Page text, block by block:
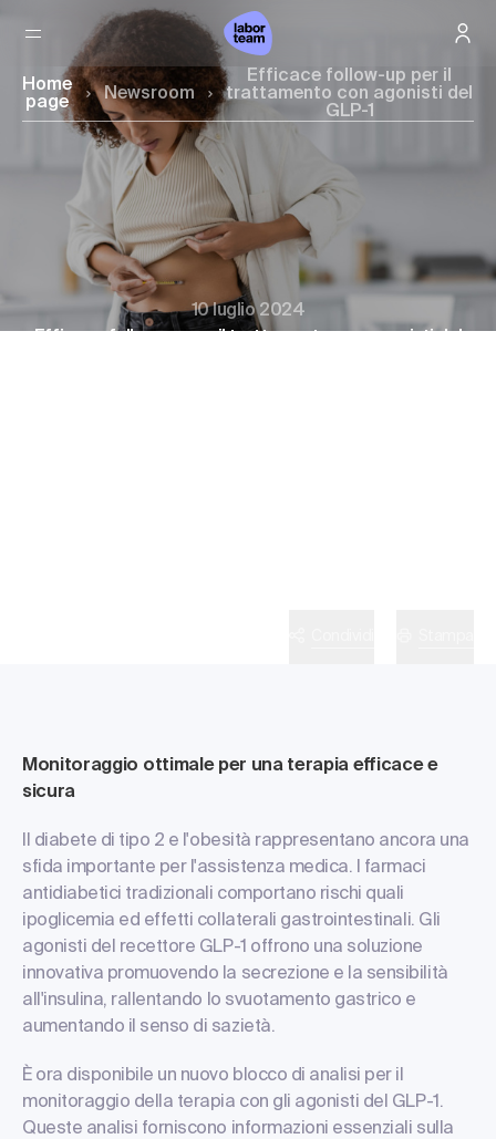
Home
page
Newsroom
Efficace follow-up per il
trattamento con agonisti del
GLP-1
10 luglio 2024
Monitoraggio ottimale per una terapia efficace e
sicura
Il diabete di tipo 2 e l'obesità rappresentano ancora una
sfida importante per l'assistenza medica. I farmaci
antidiabetici tradizionali comportano rischi quali
ipoglicemia ed effetti collaterali gastrointestinali. Gli
agonisti del recettore GLP-1 offrono una soluzione
innovativa promuovendo la secrezione e la sensibilità
all'insulina, rallentando lo svuotamento gastrico e
aumentando il senso di sazietà.
È ora disponibile un nuovo blocco di analisi per il
monitoraggio della terapia con gli agonisti del GLP-1.
Queste analisi forniscono informazioni essenziali sulla